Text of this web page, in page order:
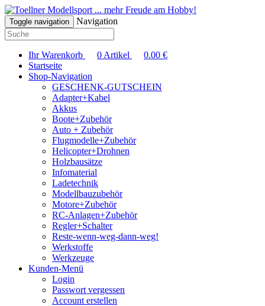
... mehr Freude am Hobby!
Toggle navigation Navigation
Ihr Warenkorb 0 Artikel 0.00 €
Startseite
Shop-Navigation
GESCHENK-GUTSCHEIN
Adapter+Kabel
Akkus
Boote+Zubehör
Auto + Zubehör
Flugmodelle+Zubehör
Helicopter+Drohnen
Holzbausätze
Infomaterial
Ladetechnik
Modellbauzubehör
Motore+Zubehör
RC-Anlagen+Zubehör
Regler+Schalter
Reste-wenn-weg-dann-weg!
Werkstoffe
Werkzeuge
Kunden-Menü
Login
Passwort vergessen
Account erstellen